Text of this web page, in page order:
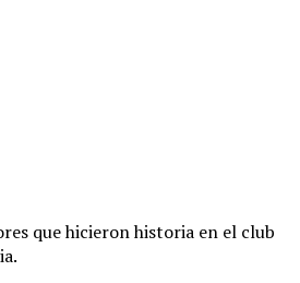
que hicieron historia en el club